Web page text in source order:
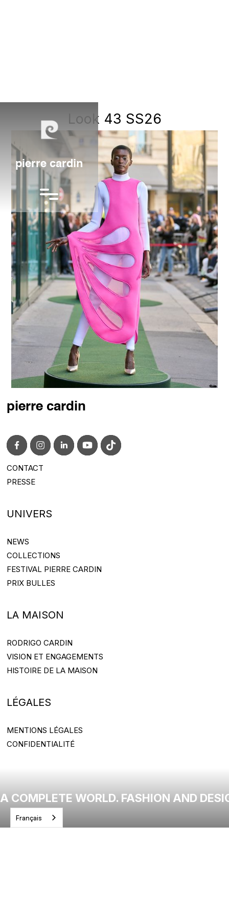
pierre cardin
Look 43 SS26
pierre cardin
CONTACT
CONTACT@PIERRECARDIN.COM
PRESSE
UNIVERS
NEWS
NEWS
COLLECTIONS
COLLECTIONS
FESTIVAL PIERRE CARDIN
FESTIVAL PIERRE CARDIN
PRIX BULLES
LA MAISON
RODRIGO CARDIN
RODRIGO CARDIN
VISION ET ENGAGEMENTS
VISION ET ENGAGEMENTS
HISTOIRE DE LA MAISON
LÉGALES
MENTIONS LÉGALES
MENTIONS LÉGALES
CONFIDENTIALITÉ
A COMPLETE WORLD. FASHION AND
Français